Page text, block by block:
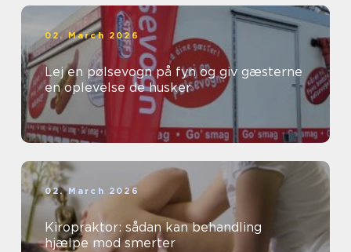
02. March 2026
Lej en pølsevogn på fyn og giv gæsterne
en oplevelse de husker
02. March 2026
Kiropraktor: sådan kan behandling
hjælpe mod smerter